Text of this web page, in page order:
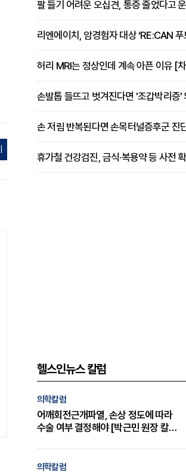
헬스인뉴스 칼럼
의학칼럼
어깨회전근개파열, 손상 정도에 따라
수술 여부 결정해야 [박근민 원장 칼
의학칼럼